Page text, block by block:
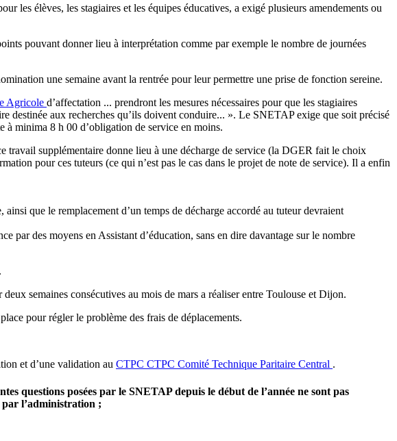
les élèves, les stagiaires et les équipes éducatives, a exigé plusieurs amendements ou
pouvant donner lieu à interprétation comme par exemple le nombre de journées
une semaine avant la rentrée pour leur permettre une prise de fonction sereine.
Agricole d’affectation ... prendront les mesures nécessaires pour que les stagiaires
destinée aux recherches qu’ils doivent conduire... ». Le SNETAP exige que soit précisé
à minima 8 h 00 d’obligation de service en moins.
travail supplémentaire donne lieu à une décharge de service (la DGER fait le choix
pour ces tuteurs (ce qui n’est pas le cas dans le projet de note de service). Il a enfin
que le remplacement d’un temps de décharge accordé au tuteur devraient
par des moyens en Assistant d’éducation, sans en dire davantage sur le nombre
semaines consécutives au mois de mars a réaliser entre Toulouse et Dijon.
pour régler le problème des frais de déplacements.
et d’une validation au CTPC CTPC Comité Technique Paritaire Central .
questions posées par le SNETAP depuis le début de l’année ne sont pas
par l’administration ;